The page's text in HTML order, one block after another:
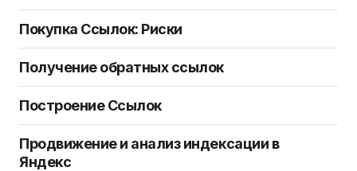
Покупка Ссылок: Риски
Получение обратных ссылок
Построение Ссылок
Продвижение и анализ индексации в
Яндекс